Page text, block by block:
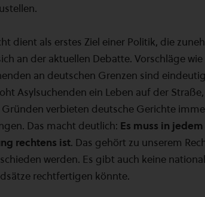
dient als erstes Ziel einer Politik, die
an der aktuellen Debatte. Vorschläge
an deutschen Grenzen sind
Asylsuchenden ein Leben auf der
verbieten deutsche Gerichte
Das macht deutlich: Es muss in
rechtens ist. Das gehört zu unserem
werden. Es gibt auch keine
rechtfertigen könnte.